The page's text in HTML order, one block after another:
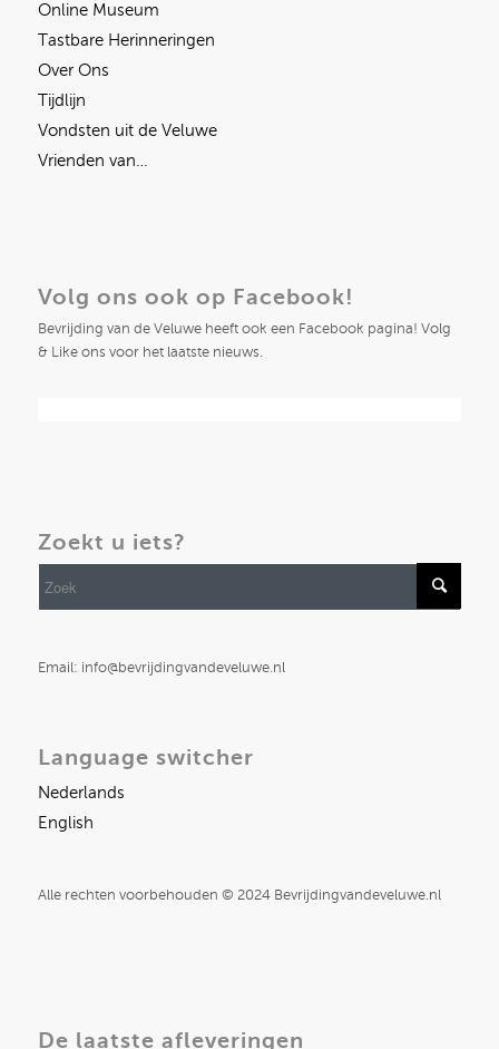
Online Museum
Tastbare Herinneringen
Over Ons
Tijdlijn
Vondsten uit de Veluwe
Vrienden van…
Volg ons ook op Facebook!
Bevrijding van de Veluwe heeft ook een Facebook pagina! Volg
& Like ons voor het laatste nieuws.
Zoekt u iets?
Email: info@bevrijdingvandeveluwe.nl
Language switcher
Nederlands
English
Alle rechten voorbehouden © 2024 Bevrijdingvandeveluwe.nl
De laatste afleveringen